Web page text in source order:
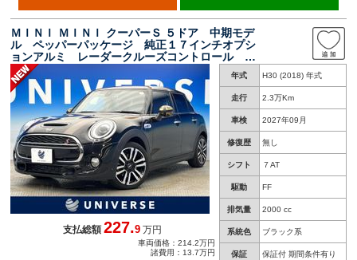
ＭＩＮＩ ＭＩＮＩ クーパーＳ ５ドア 中期モデ
ル ペッパーパッケージ 純正１７インチオプシ
ョンアルミ レーダークルーズコントロール レ
ーンアシスト バックカメラ コーナーセンサ
ー デュアルオートエアコン ワンオーナー 禁
煙車
年式 H30 (2018) 年式
走行 2.3万Km
車検 2027年09月
修復歴 無し
シフト ７AT
駆動 FF
排気量 2000 cc
系統色 ブラック系
保証 保証付 期間条件有り
支払総額227.9 万円
車両価格：214.2万円
諸費用：13.7万円